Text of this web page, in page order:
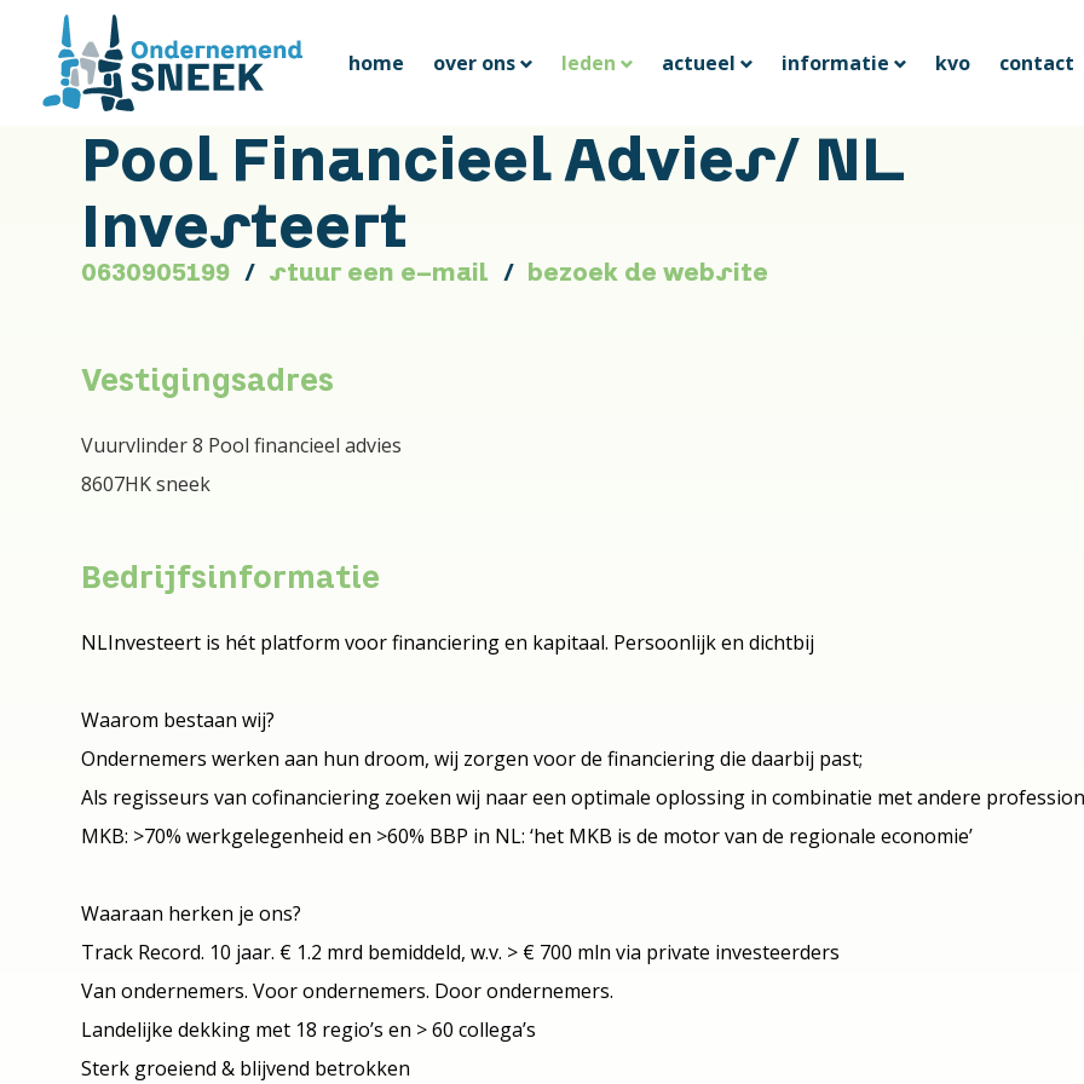
home over ons leden actueel informatie kvo contact
Pool Financieel Advies/ NL
Investeert
0630905199 stuur een e-mail bezoek de website
Vestigingsadres
Vuurvlinder 8 Pool financieel advies
8607HK sneek
Bedrijfsinformatie
NLInvesteert is hét platform voor financiering en kapitaal. Persoonlijk en dichtbij
Waarom bestaan wij?
Ondernemers werken aan hun droom, wij zorgen voor de financiering die daarbij past;
Als regisseurs van cofinanciering zoeken wij naar een optimale oplossing in combinatie met andere
MKB: >70% werkgelegenheid en >60% BBP in NL: ‘het MKB is de motor van de regionale economie’
Waaraan herken je ons?
Track Record. 10 jaar. € 1.2 mrd bemiddeld, w.v. > € 700 mln via private investeerders
Van ondernemers. Voor ondernemers. Door ondernemers.
Landelijke dekking met 18 regio’s en > 60 collega’s
Sterk groeiend & blijvend betrokken